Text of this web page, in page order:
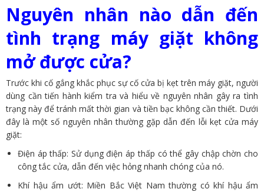
Nguyên nhân nào dẫn đến
tình trạng máy giặt không
mở được cửa?
Trước khi cố gắng khắc phục sự cố cửa bị kẹt trên máy giặt, người
dùng cần tiến hành kiểm tra và hiểu về nguyên nhân gây ra tình
trạng này để tránh mất thời gian và tiền bạc không cần thiết. Dưới
đây là một số nguyên nhân thường gặp dẫn đến lỗi kẹt cửa máy
giặt:
Điện áp thấp: Sử dụng điện áp thấp có thể gây chập chờn cho
công tắc cửa, dẫn đến việc hỏng nhanh chóng của nó.
Khí hậu ẩm ướt: Miền Bắc Việt Nam thường có khí hậu ẩm